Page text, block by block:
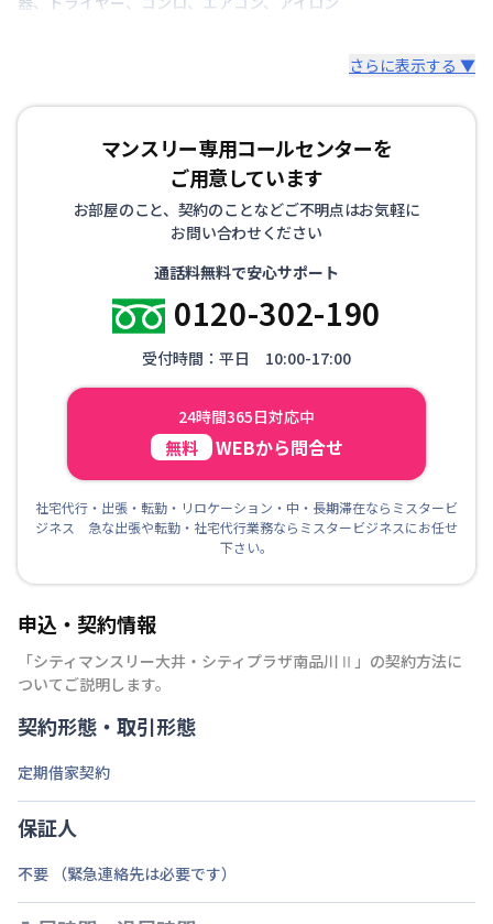
さらに表示する ▼
マンスリー専用コールセンターを
ご用意しています
お部屋のこと、契約のことなどご不明点はお気軽に
お問い合わせください
通話料無料で安心サポート
0120-302-190
受付時間：平日 10:00-17:00
24時間365日対応中
無料 WEBから問合せ
社宅代行・出張・転勤・リロケーション・中・長期滞在ならミスタービ
ジネス 急な出張や転勤・社宅代行業務ならミスタービジネスにお任せ
下さい。
申込・契約情報
「シティマンスリー大井・シティプラザ南品川Ⅱ 」の契約方法に
ついてご説明します。
契約形態・取引形態
定期借家契約
保証人
不要 （緊急連絡先は必要です）